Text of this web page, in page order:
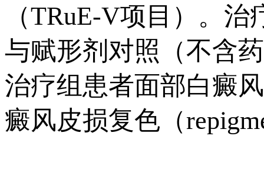
（TRuE-V项目）。
与赋形剂对照（不含
治疗组患者面部白癜
癜风皮损复色（